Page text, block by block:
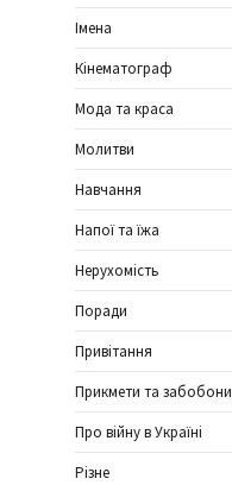
Імена
Кінематограф
Мода та краса
Молитви
Навчання
Напої та їжа
Нерухомість
Поради
Привітання
Прикмети та забобони
Про війну в Україні
Різне